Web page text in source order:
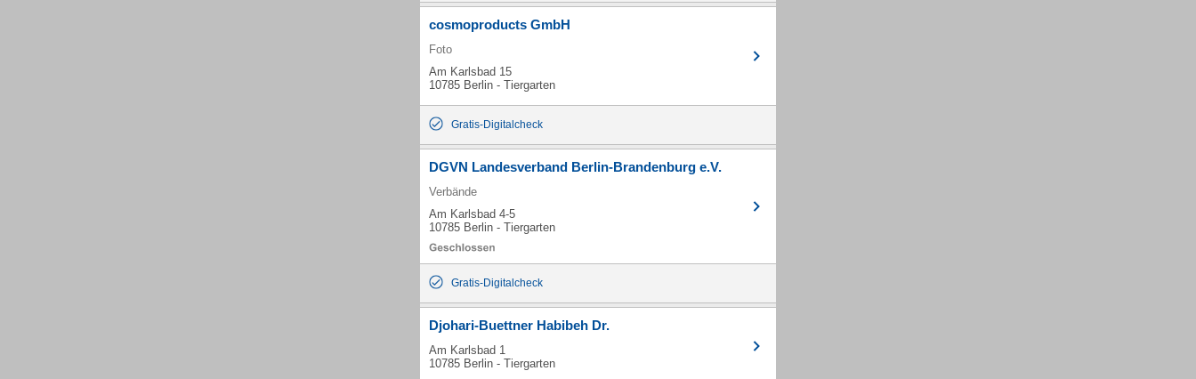
cosmoproducts GmbH
Foto
Am Karlsbad 15
10785 Berlin - Tiergarten
Gratis-Digitalcheck
DGVN Landesverband Berlin-Brandenburg e.V.
Verbände
Am Karlsbad 4-5
10785 Berlin - Tiergarten
Gratis-Digitalcheck
Djohari-Buettner Habibeh Dr.
Am Karlsbad 1
10785 Berlin - Tiergarten